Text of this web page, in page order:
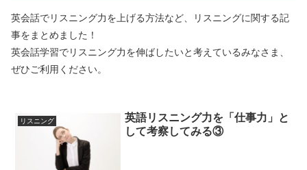
英会話でリスニング力を上げる方法など、リスニングに関する記
事をまとめました！
英会話学習でリスニング力を伸ばしたいと考えているみなさま、
ぜひご利用ください。
リスニング
英語リスニング力を「仕事力」と
して考察してみる③